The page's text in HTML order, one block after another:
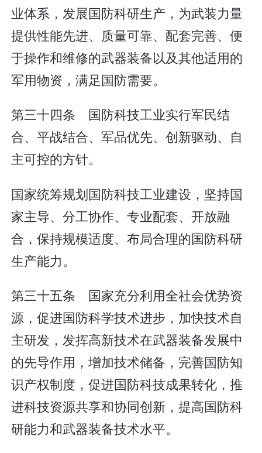
业体系，发展国防科研生产，为武装力量
提供性能先进、质量可靠、配套完善、便
于操作和维修的武器装备以及其他适用的
军用物资，满足国防需要。
第三十四条 国防科技工业实行军民结
合、平战结合、军品优先、创新驱动、自
主可控的方针。
国家统筹规划国防科技工业建设，坚持国
家主导、分工协作、专业配套、开放融
合，保持规模适度、布局合理的国防科研
生产能力。
第三十五条 国家充分利用全社会优势资
源，促进国防科学技术进步，加快技术自
主研发，发挥高新技术在武器装备发展中
的先导作用，增加技术储备，完善国防知
识产权制度，促进国防科技成果转化，推
进科技资源共享和协同创新，提高国防科
研能力和武器装备技术水平。